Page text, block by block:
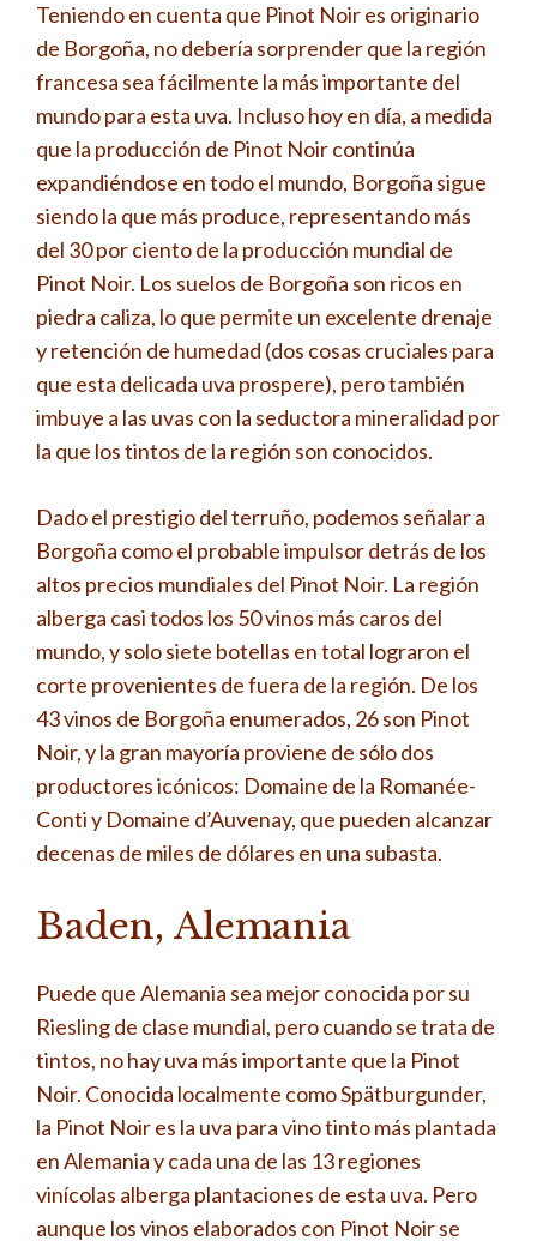
Teniendo en cuenta que Pinot Noir es originario
de Borgoña, no debería sorprender que la región
francesa sea fácilmente la más importante del
mundo para esta uva. Incluso hoy en día, a medida
que la producción de Pinot Noir continúa
expandiéndose en todo el mundo, Borgoña sigue
siendo la que más produce, representando más
del 30 por ciento de la producción mundial de
Pinot Noir. Los suelos de Borgoña son ricos en
piedra caliza, lo que permite un excelente drenaje
y retención de humedad (dos cosas cruciales para
que esta delicada uva prospere), pero también
imbuye a las uvas con la seductora mineralidad por
la que los tintos de la región son conocidos.
Dado el prestigio del terruño, podemos señalar a
Borgoña como el probable impulsor detrás de los
altos precios mundiales del Pinot Noir. La región
alberga casi todos los 50 vinos más caros del
mundo, y solo siete botellas en total lograron el
corte provenientes de fuera de la región. De los
43 vinos de Borgoña enumerados, 26 son Pinot
Noir, y la gran mayoría proviene de sólo dos
productores icónicos: Domaine de la Romanée-
Conti y Domaine d’Auvenay, que pueden alcanzar
decenas de miles de dólares en una subasta.
Baden, Alemania
Puede que Alemania sea mejor conocida por su
Riesling de clase mundial, pero cuando se trata de
tintos, no hay uva más importante que la Pinot
Noir. Conocida localmente como Spätburgunder,
la Pinot Noir es la uva para vino tinto más plantada
en Alemania y cada una de las 13 regiones
vinícolas alberga plantaciones de esta uva. Pero
aunque los vinos elaborados con Pinot Noir se